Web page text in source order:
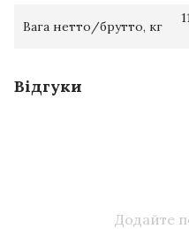
Вага нетто/брутто, кг
Відгуки
Додайте